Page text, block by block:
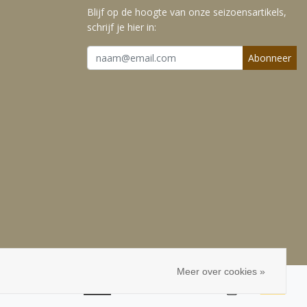
Blijf op de hoogte van onze seizoensartikels,
schrijf je hier in:
Abonneer
Meer over cookies »